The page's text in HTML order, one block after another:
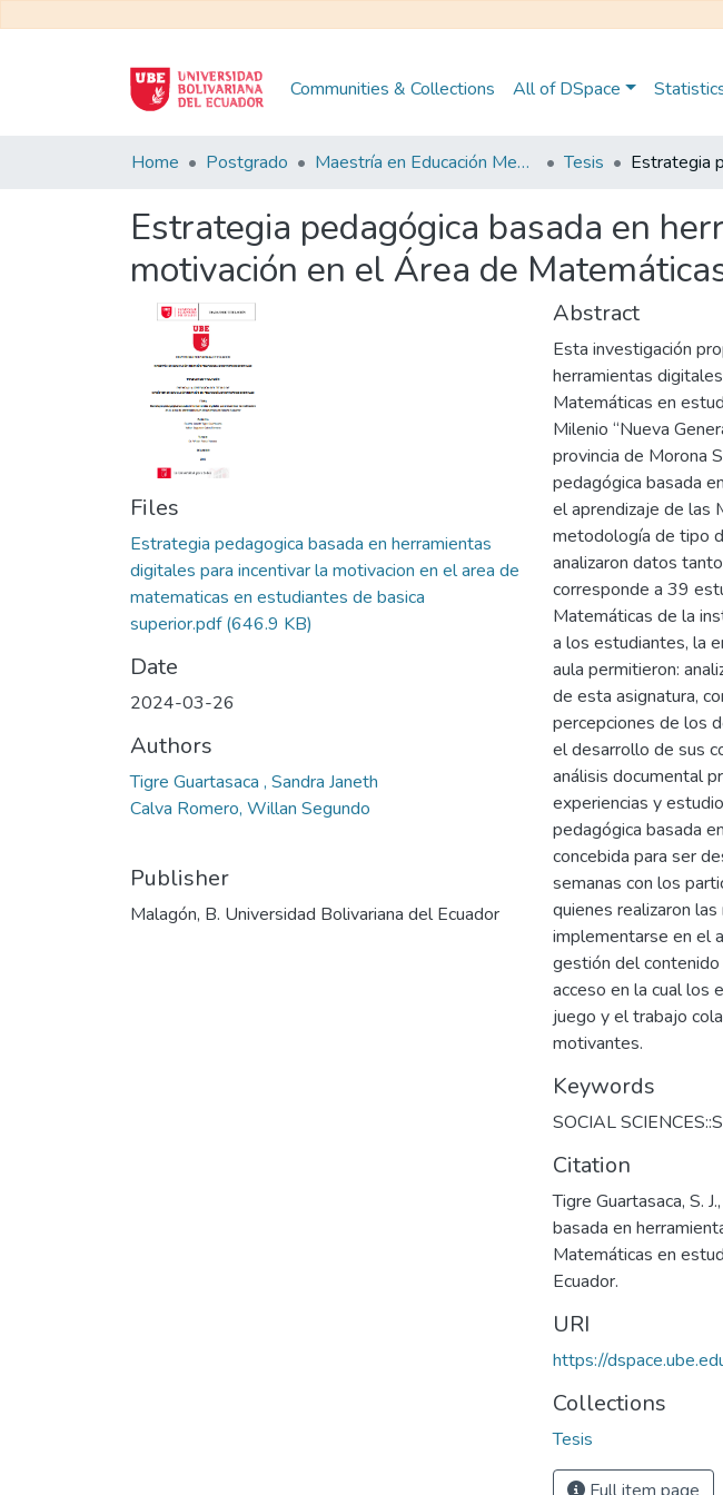
Communities & Collections All of DSpace
Home Postgrado Maestría en Educación Mención en Pedagogía en Entornos Digitales Tesis
Estrategia pedagógica basada en
motivación en el Área de
Files
Estrategia pedagogica basada en herramientas
digitales para incentivar la motivacion en el area de
matematicas en estudiantes de basica
superior.pdf(646.9 KB)
Date
2024-03-26
Authors
Tigre Guartasaca , Sandra Janeth
Calva Romero, Willan Segundo
Publisher
Malagón, B. Universidad Bolivariana del Ecuador
Abstract
Esta investigación
herramientas
Matemáticas en
Milenio “Nueva
provincia de Morona
pedagógica basada
el aprendizaje de las
metodología de tipo
analizaron datos
corresponde a 39
Matemáticas de la
a los estudiantes, la
aula permitieron:
de esta asignatura,
percepciones de los
el desarrollo de sus
análisis documental
experiencias y
pedagógica basada
concebida para ser
semanas con los
quienes realizaron
implementarse en el
gestión del
acceso en la cual los
juego y el trabajo
motivantes.
Keywords
SOCIAL
Citation
Tigre Guartasaca, S.
basada en
Matemáticas en
Ecuador.
URI
https://
Collections
Tesis